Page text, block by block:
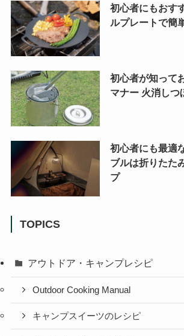
初心者にもおす
ルプレートで簡
初心者が知って
マナー 火消しつ
初心者にも最適
ブルは折りたた
プ
TOPICS
アウトドア・キャンプレシピ
Outdoor Cooking Manual
キャンプスイーツのレシピ